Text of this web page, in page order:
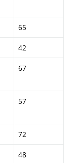
65
42
67
57
72
48